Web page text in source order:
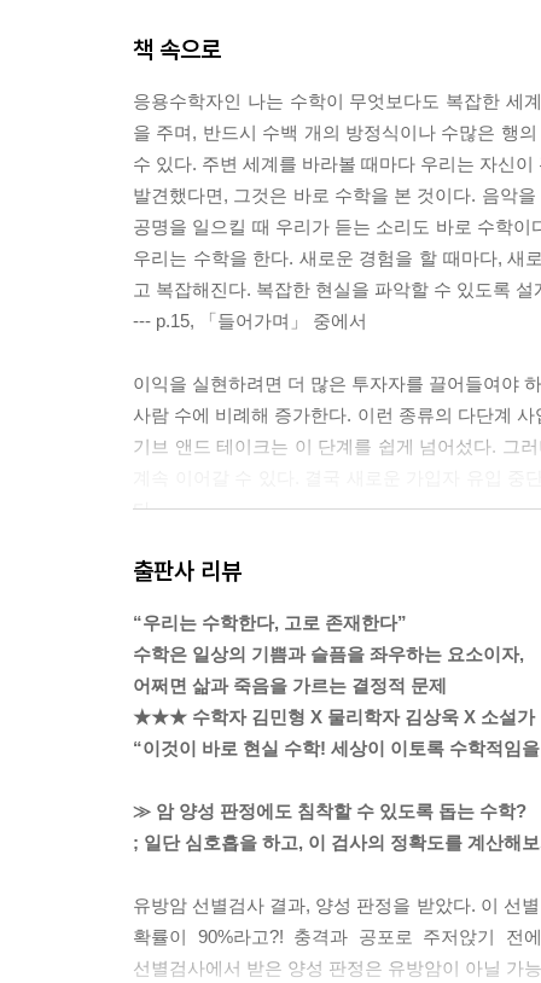
책 속으로
응용수학자인 나는 수학이 무엇보다도 복잡한 세
을 주며, 반드시 수백 개의 방정식이나 수많은 행
수 있다. 주변 세계를 바라볼 때마다 우리는 자신
발견했다면, 그것은 바로 수학을 본 것이다. 음악
공명을 일으킬 때 우리가 듣는 소리도 바로 수학
우리는 수학을 한다. 새로운 경험을 할 때마다, 새
고 복잡해진다. 복잡한 현실을 파악할 수 있도록
--- p.15, 「들어가며」 중에서
이익을 실현하려면 더 많은 투자자를 끌어들여야
사람 수에 비례해 증가한다. 이런 종류의 다단계
기브 앤드 테이크는 이 단계를 쉽게 넘어섰다. 그
다.
자연 속에 존재하는 특정 방사성 원자의 비율을
적으로 계산할 수 있다. 방사성 연대 측정법은 지
쓰인다.
2017년 11월, 방사성 탄소 연대 측정법을 사용해
고 표시된 위스키가 실은 1970년대에 제조된 값
--- p.46, 「1장 눈 깜짝할 사이에 변해버린 세상」
나에게 1년은 지금까지 살아온 생애의 3% 미만
음번 생일 선물을 받을 때까지 살아온 생애의
출판사 리뷰
“우리는 수학한다, 고로 존재한다”
수학은 일상의 기쁨과 슬픔을 좌우하는 요소이자,
어쩌면 삶과 죽음을 가르는 결정적 문제
★★★ 수학자 김민형 X 물리학자 김상욱 X 소설가
“이것이 바로 현실 수학! 세상이 이토록 수학적임
≫ 암 양성 판정에도 침착할 수 있도록 돕는 수학?
; 일단 심호흡을 하고, 이 검사의 정확도를 계산해
유방암 선별검사 결과, 양성 판정을 받았다. 이 선
확률이 90%라고?! 충격과 공포로 주저앉기
선별검사에서 받은 양성 판정은 유방암이 아닐 가